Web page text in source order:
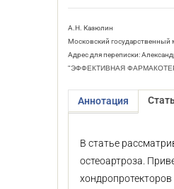
А.Н. Казюлин
Московский государственный
Адрес для переписки:
"ЭФФЕКТИВНАЯ
Аннотация
В статье
остеоартроза.
хондропротекторов